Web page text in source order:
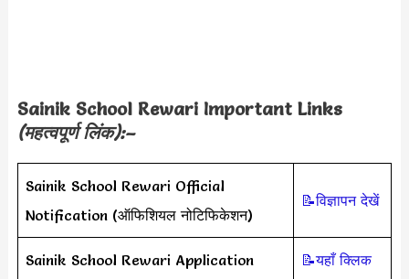
Sainik School Rewari Important Links
(महत्वपूर्ण लिंक):–
Sainik School Rewari Official
Notification (ऑफिशियल नोटिफिकेशन)
📝विज्ञापन देखें
Sainik School Rewari Application
📝यहाँ क्लिक